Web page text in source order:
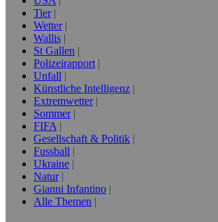
Tier
Wetter
Wallis
St Gallen
Polizeirapport
Unfall
Künstliche Intelligenz
Extremwetter
Sommer
FIFA
Gesellschaft & Politik
Fussball
Ukraine
Natur
Gianni Infantino
Alle Themen